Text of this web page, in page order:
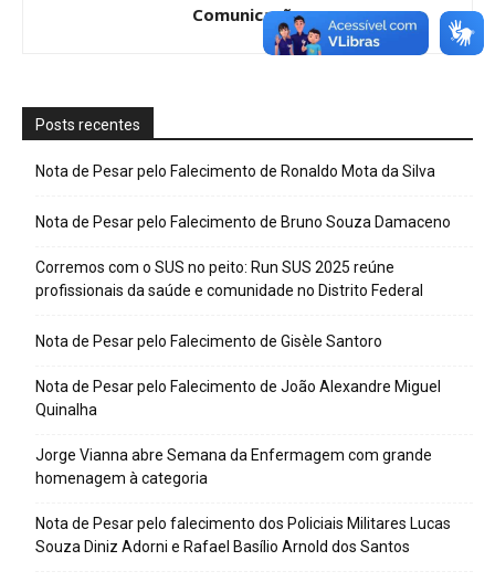
Comunicação
Posts recentes
Nota de Pesar pelo Falecimento de Ronaldo Mota da Silva
Nota de Pesar pelo Falecimento de Bruno Souza Damaceno
Corremos com o SUS no peito: Run SUS 2025 reúne
profissionais da saúde e comunidade no Distrito Federal
Nota de Pesar pelo Falecimento de Gisèle Santoro
Nota de Pesar pelo Falecimento de João Alexandre Miguel
Quinalha
Jorge Vianna abre Semana da Enfermagem com grande
homenagem à categoria
Nota de Pesar pelo falecimento dos Policiais Militares Lucas
Souza Diniz Adorni e Rafael Basílio Arnold dos Santos